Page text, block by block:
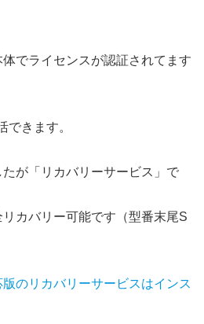
でライセンスが認証されてます
できます。
が「リカバリーサービス」で
カバリー可能です（型番末尾S
版のリカバリーサービスはインス